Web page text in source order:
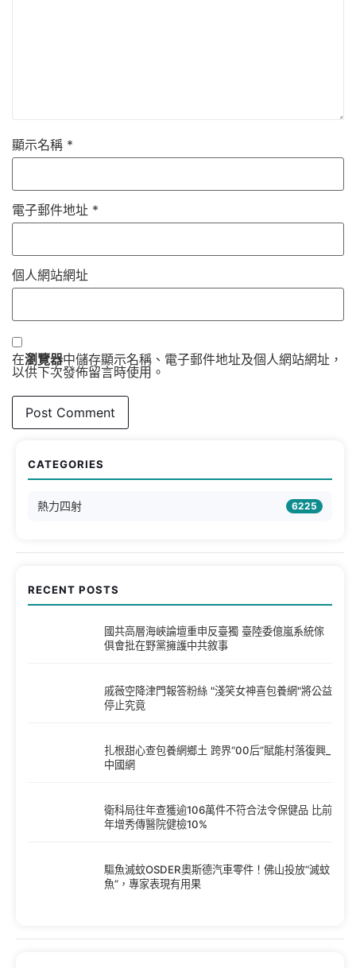
顯示名稱 *
電子郵件地址 *
個人網站網址
在瀏覽器中儲存顯示名稱、電子郵件地址及個人網站網址，
以供下次發佈留言時使用。
CATEGORIES
熱力四射 6225
RECENT POSTS
國共高層海峽論壇重申反臺獨 臺陸委億嵐系統傢
俱會批在野黨擁護中共敘事
戚薇空降津門報答粉絲 "淺笑女神喜包養網"將公益
停止究竟
扎根甜心查包養網鄉土 跨界“00后”賦能村落復興_
中國網
衛科局往年查獲逾106萬件不符合法令保健品 比前
年增秀傳醫院健檢10%
驅魚滅蚊OSDER奧斯德汽車零件！佛山投放“滅蚊
魚”，專家表現有用果